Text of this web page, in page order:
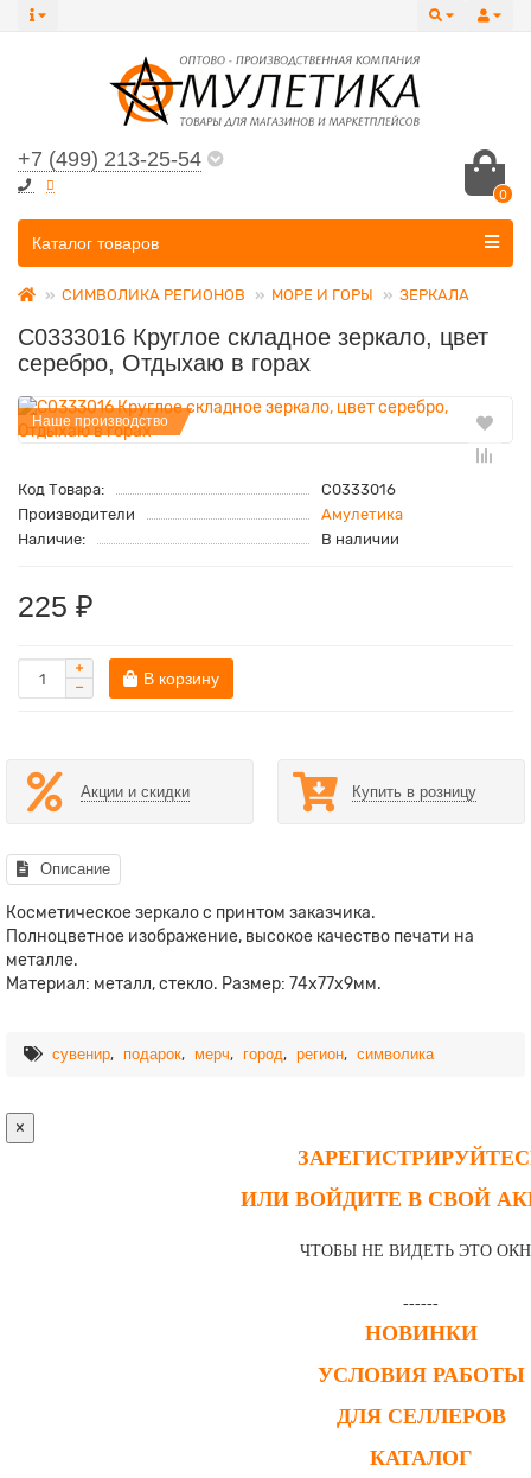
+7 (499) 213-25-54
0
Все категории
Каталог товаров
СИМВОЛИКА РЕГИОНОВ МОРЕ И ГОРЫ ЗЕРКАЛА
C0333016 Круглое складное зеркало, цвет
серебро, Отдыхаю в горах
Наше производство
Код Товара:
C0333016
Производители
Амулетика
Наличие:
В наличии
225 ₽
В корзину
Акции и скидки Купить в розницу
Описание
Косметическое зеркало с принтом заказчика.
Полноцветное изображение, высокое качество печати на
металле.
Материал: металл, стекло. Размер: 74х77х9мм.
сувенир, подарок, мерч, город, регион, символика
×
ИЛИ ВОЙДИТЕ В СВОЙ
ЧТОБЫ НЕ ВИДЕТЬ ЭТО
------
НОВИНКИ
УСЛОВИЯ РАБОТЫ
ДЛЯ СЕЛЛЕРОВ
КАТАЛОГ